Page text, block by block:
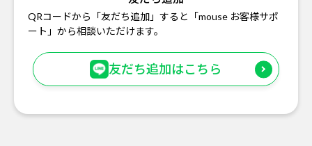
QRコードから「友だち追加」すると「mouse お客様サポ
ート」から相談いただけます。
友だち追加はこちら